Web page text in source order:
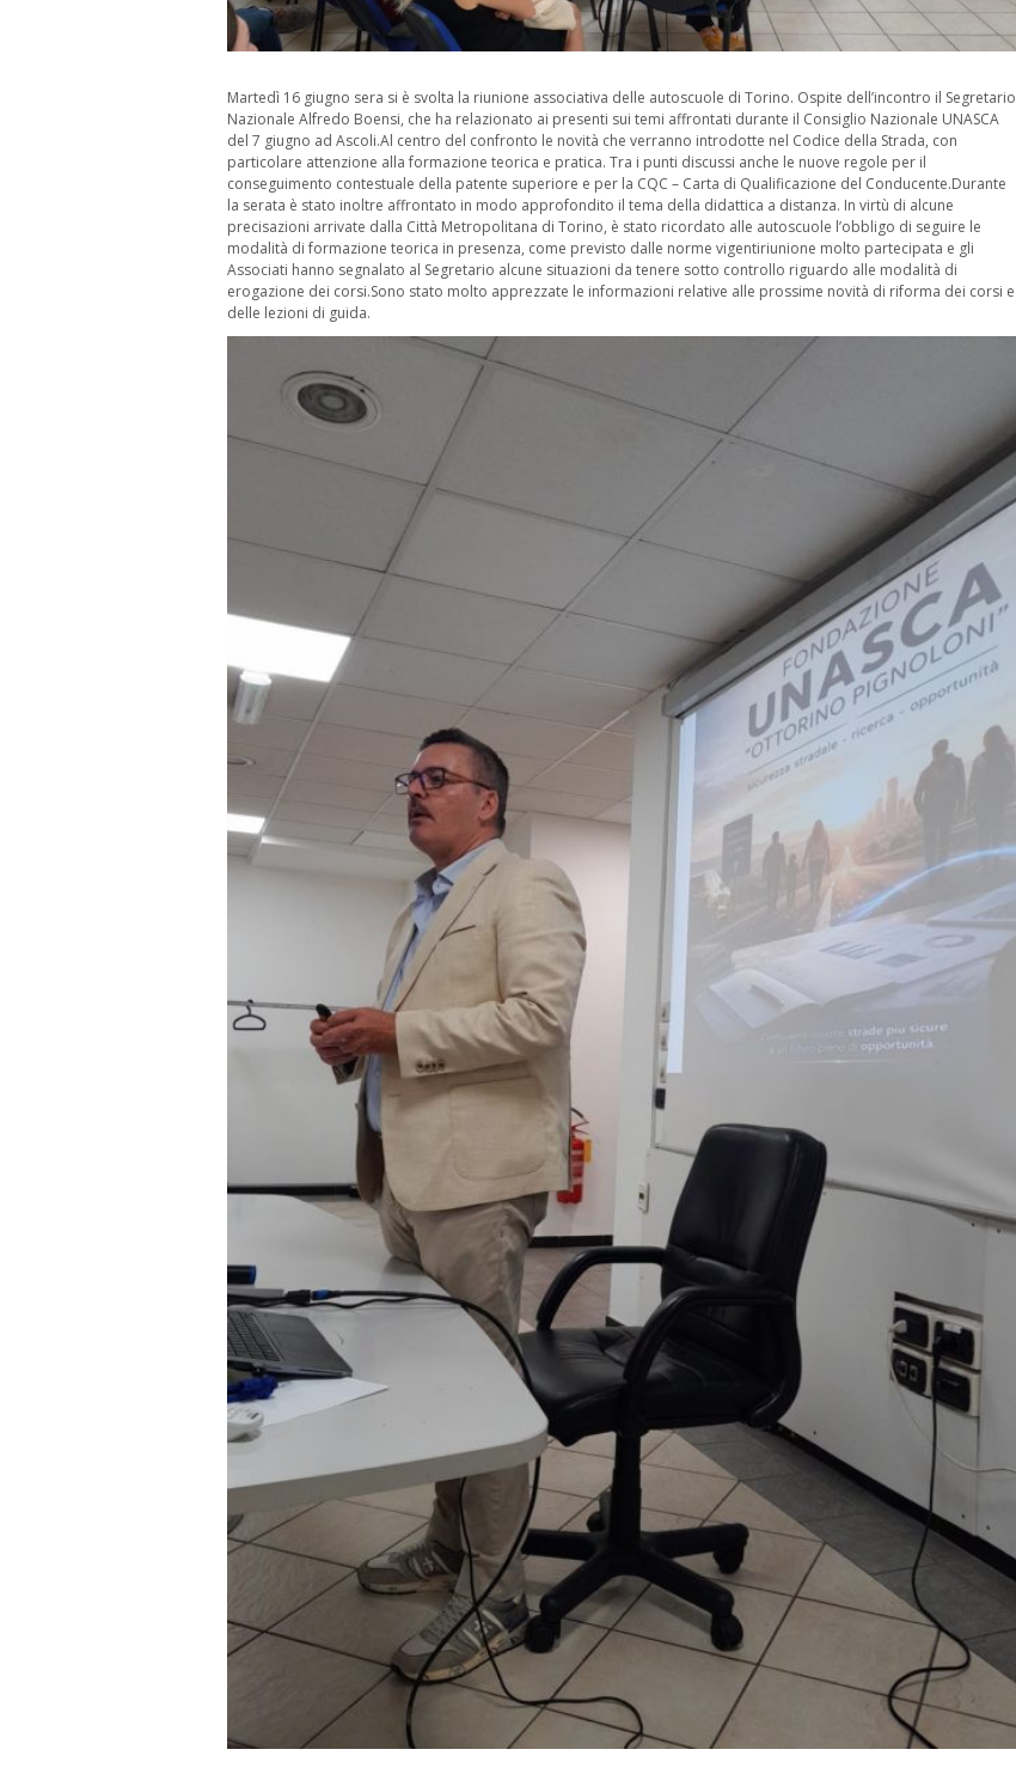
Martedì 16 giugno sera si è svolta la riunione associativa delle autoscuole di Torino. Ospite dell’incontro il Segretario
Nazionale Alfredo Boensi, che ha relazionato ai presenti sui temi affrontati durante il Consiglio Nazionale UNASCA
del 7 giugno ad Ascoli.Al centro del confronto le novità che verranno introdotte nel Codice della Strada, con
particolare attenzione alla formazione teorica e pratica. Tra i punti discussi anche le nuove regole per il
conseguimento contestuale della patente superiore e per la CQC – Carta di Qualificazione del Conducente.Durante
la serata è stato inoltre affrontato in modo approfondito il tema della didattica a distanza. In virtù di alcune
precisazioni arrivate dalla Città Metropolitana di Torino, è stato ricordato alle autoscuole l’obbligo di seguire le
modalità di formazione teorica in presenza, come previsto dalle norme vigentiriunione molto partecipata e gli
Associati hanno segnalato al Segretario alcune situazioni da tenere sotto controllo riguardo alle modalità di
erogazione dei corsi.Sono stato molto apprezzate le informazioni relative alle prossime novità di riforma dei corsi e
delle lezioni di guida.